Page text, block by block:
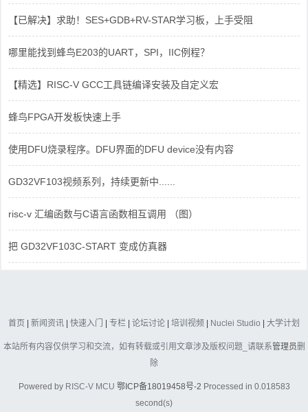
【已解决】求助！SES+GDB+RV-STAR学习板，上手受阻
哪里能找到蜂鸟E203的UART，SPI，IIC例程？
【精选】RISC-V GCC工具链编译安装及自定义宏
蜂鸟FPGA开发板快速上手
使用DFU烧录程序。DFU界面的DFU device没有内容
GD32VF103视频系列，持续更新中......
risc-v 汇编函数与C语言函数相互调用 （图）
把 GD32VF103C-START 变成仿真器
首页 | 新闻资讯 | 快速入门 | 专栏 | 论坛讨论 | 培训视频 | Nuclei Studio | 大学计划
本站所有内容仅供学习和交流，如有转载或引用文章涉及版权问题_请联系管理员删
除
Powered by RISC-V MCU 鄂ICP备18019458号-2 Processed in 0.018583
second(s)